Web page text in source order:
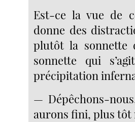
Est-ce la vue de
donne des
plutôt la sonnette
sonnette qui
précipitation
— Dépêchons-
aurons fini, plus tôt